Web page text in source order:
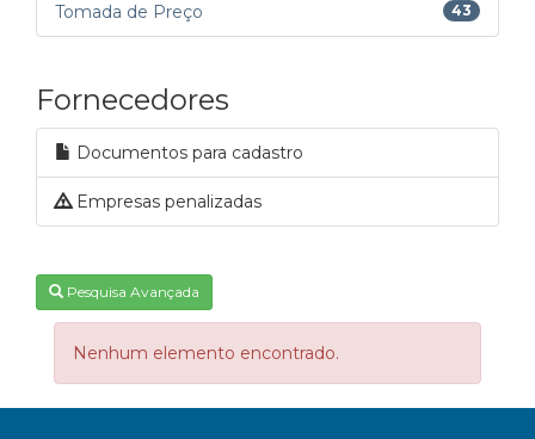
Tomada de Preço 43
Fornecedores
Documentos para cadastro
Empresas penalizadas
Pesquisa Avançada
Nenhum elemento encontrado.